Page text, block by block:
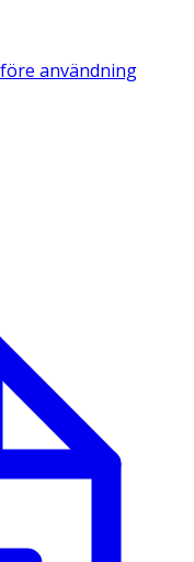
användning